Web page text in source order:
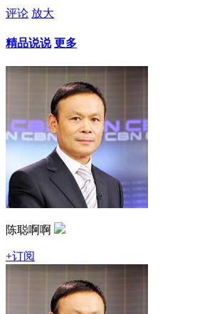
评论 放大
精品说说 更多
陈聪啊啊
+订阅